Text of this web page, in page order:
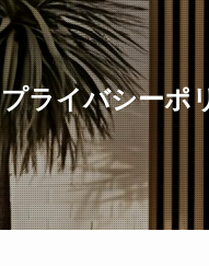
プライバシーポ